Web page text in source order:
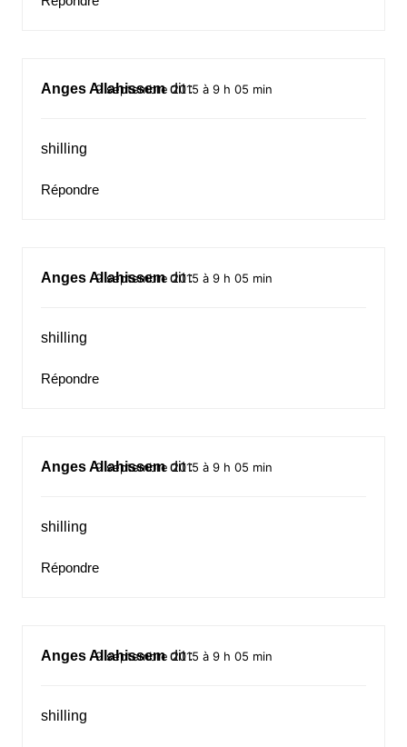
Anges Allahissem dit :
9 septembre 2015 à 9 h 05 min
shilling
Répondre
Anges Allahissem dit :
9 septembre 2015 à 9 h 05 min
shilling
Répondre
Anges Allahissem dit :
9 septembre 2015 à 9 h 05 min
shilling
Répondre
Anges Allahissem dit :
9 septembre 2015 à 9 h 05 min
shilling